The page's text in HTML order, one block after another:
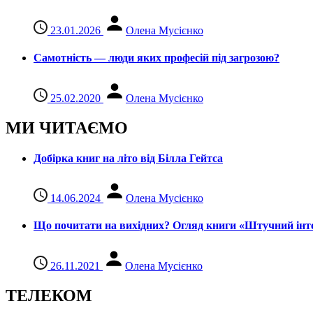
23.01.2026 Олена Мусієнко
Самотність — люди яких професій під загрозою?
25.02.2020 Олена Мусієнко
МИ ЧИТАЄМО
Добірка книг на літо від Білла Гейтса
14.06.2024 Олена Мусієнко
Що почитати на вихідних? Огляд книги «Штучний
26.11.2021 Олена Мусієнко
ТЕЛЕКОМ